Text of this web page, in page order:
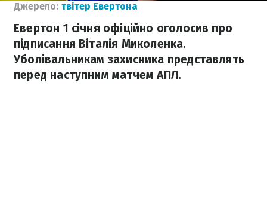
Джерело: твітер Евертона
Евертон 1 січня офіційно оголосив про
підписання Віталія Миколенка.
Уболівальникам захисника представлять
перед наступним матчем АПЛ.